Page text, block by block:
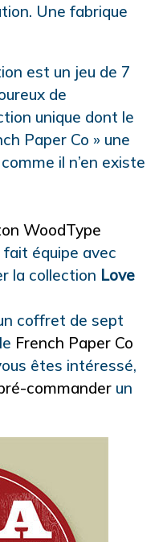
Une fabrique
est un jeu de 7
de
unique dont le
Paper Co » une
il n’en existe
WoodType
fait équipe avec
la collection Love
coffret de sept
French Paper Co
êtes intéressé,
commander un